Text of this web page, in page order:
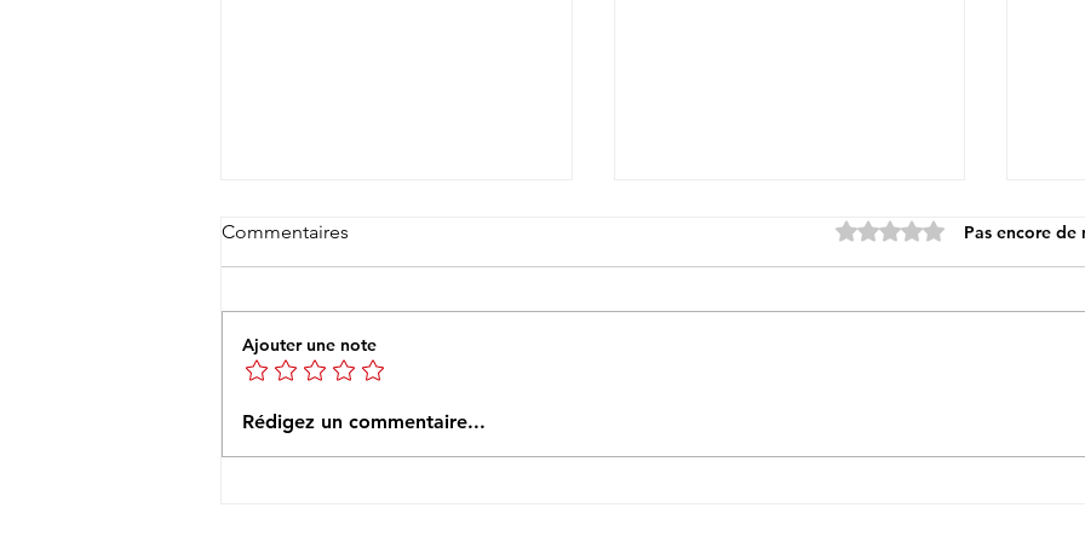
27è Rando Nogentaise -
Commentaires Noté 0 étoile sur 5.Pas encore de
Ajouter une note
Rédigez un commentaire...